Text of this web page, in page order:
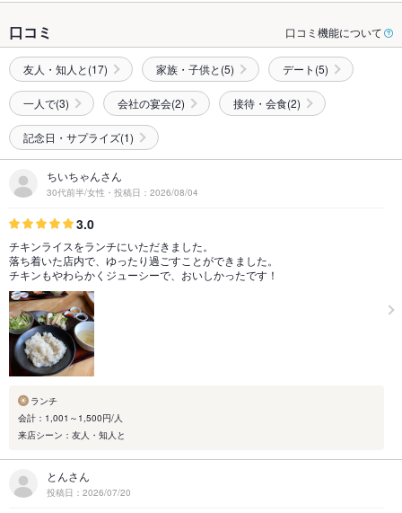
口コミ 口コミ機能について
友人・知人と(17) 家族・子供と(5) デート(5)
一人で(3) 会社の宴会(2) 接待・会食(2)
記念日・サプライズ(1)
ちいちゃんさん
30代前半/女性・投稿日：2026/08/04
3.0
チキンライスをランチにいただきました。
落ち着いた店内で、ゆったり過ごすことができました。
チキンもやわらかくジューシーで、おいしかったです！
ランチ
会計：1,001～1,500円/人
来店シーン：友人・知人と
とんさん
投稿日：2026/07/20